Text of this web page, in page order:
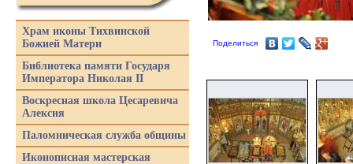
Поделиться
Храм иконы Тихвинской
Божией Матери
Библиотека памяти Государя
Императора Николая II
Воскресная школа Цесаревича
Алексия
Паломническая служба общины
Иконописная мастерская